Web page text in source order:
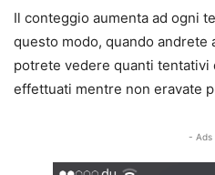
Il conteggio aumenta ad ogni
questo modo, quando andrete
potrete vedere quanti tentativi
effettuati mentre non eravate
- Ads